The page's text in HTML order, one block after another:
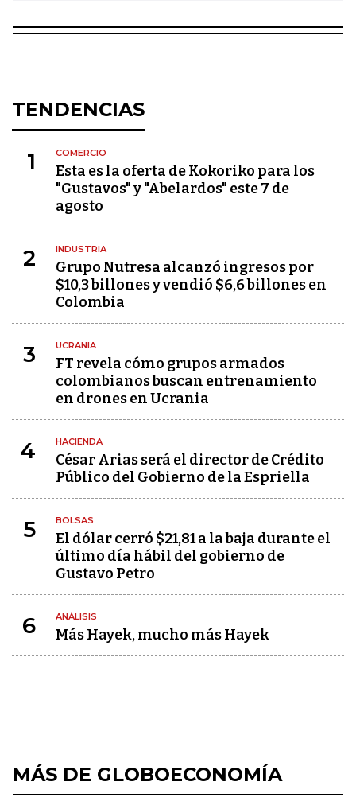
TENDENCIAS
1 COMERCIO
Esta es la oferta de Kokoriko para los
"Gustavos" y "Abelardos" este 7 de
agosto
2 INDUSTRIA
Grupo Nutresa alcanzó ingresos por
$10,3 billones y vendió $6,6 billones en
Colombia
3 UCRANIA
FT revela cómo grupos armados
colombianos buscan entrenamiento
en drones en Ucrania
4 HACIENDA
César Arias será el director de Crédito
Público del Gobierno de la Espriella
5 BOLSAS
El dólar cerró $21,81 a la baja durante el
último día hábil del gobierno de
Gustavo Petro
6 ANÁLISIS
Más Hayek, mucho más Hayek
MÁS DE GLOBOECONOMÍA